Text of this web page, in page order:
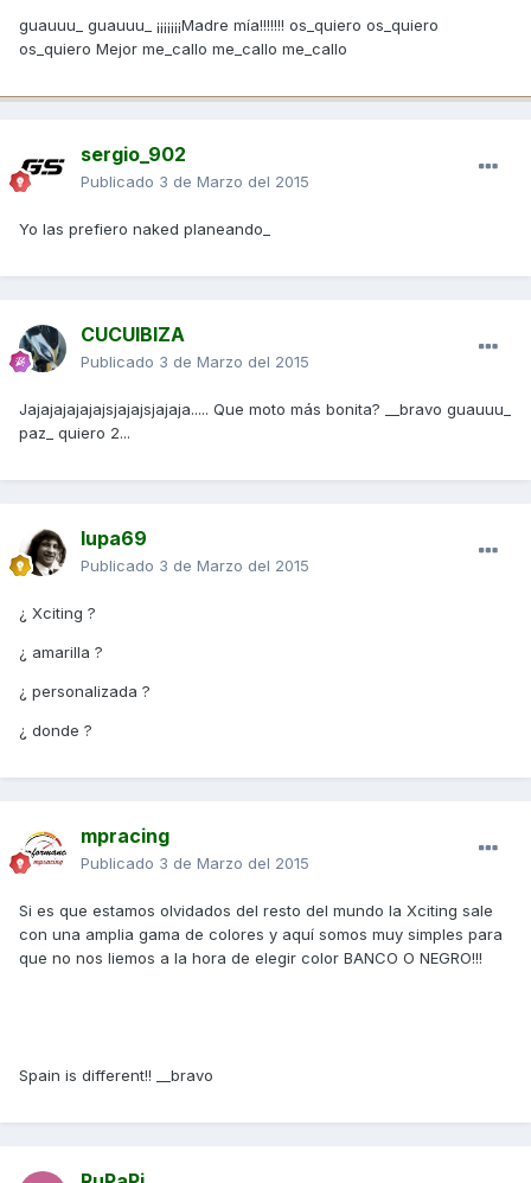
guauuu_ guauuu_ ¡¡¡¡¡¡¡Madre mía!!!!!!! os_quiero os_quiero
os_quiero Mejor me_callo me_callo me_callo
sergio_902
Publicado 3 de Marzo del 2015
Yo las prefiero naked planeando_
CUCUIBIZA
Publicado 3 de Marzo del 2015
Jajajajajajajsjajajsjajaja..... Que moto más bonita? __bravo guauuu_
paz_ quiero 2...
lupa69
Publicado 3 de Marzo del 2015
¿ Xciting ?
¿ amarilla ?
¿ personalizada ?
¿ donde ?
mpracing
Publicado 3 de Marzo del 2015
Si es que estamos olvidados del resto del mundo la Xciting sale
con una amplia gama de colores y aquí somos muy simples para
que no nos liemos a la hora de elegir color BANCO O NEGRO!!!
Spain is different!! __bravo